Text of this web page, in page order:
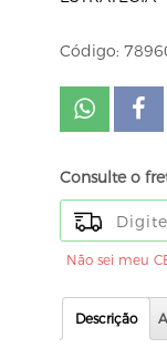
Código:
Consulte o
Não sei meu
Descrição